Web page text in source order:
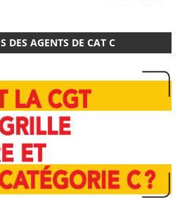
DES AGENTS DE CAT C